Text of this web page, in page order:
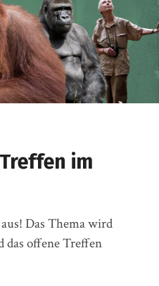
im
Das Thema wird
das offene Treffen